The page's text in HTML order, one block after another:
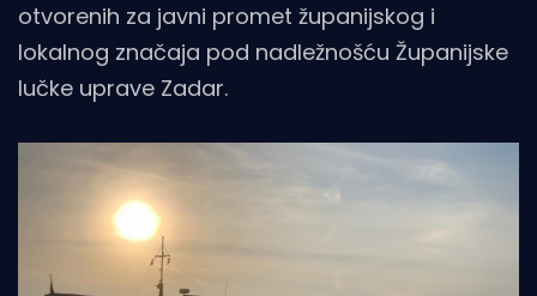
otvorenih za javni promet županijskog i
lokalnog značaja pod nadležnošću Županijske
lučke uprave Zadar.